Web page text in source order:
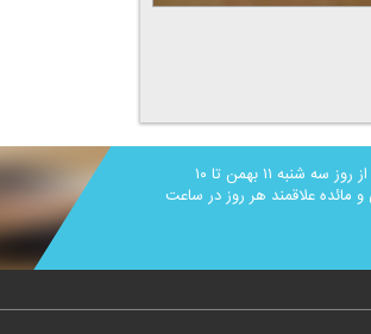
یه روستا؛ یه عالمه رأی به همت گروه ورزش و تفریحات در ۹۴ قسمت از روز سه شنبه ۱۱ بهمن تا ۱۰
مائده علاقمند هر روز در ساعت